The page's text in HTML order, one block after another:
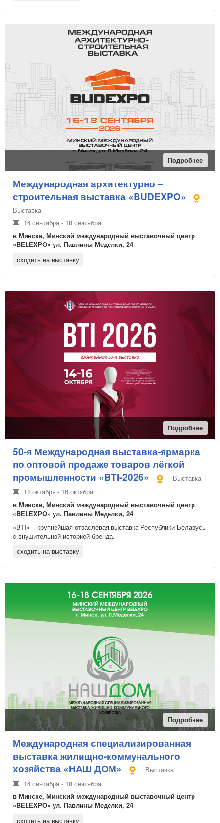
Подробнее
Международная архитектурно –
строительная выставка «BUDEXPO»
Выставка
16 сентября - 18 сентября
в Минске, Минский международный выставочный центр
«BELEXPO» ул. Павлины Меделки, 24
сходить на выставку
Подробнее
50-я Международная выставка-ярмарка
по оптовой продаже товаров лёгкой
промышленности «BTI-2026»
Выставка
14 октября - 16 октября
в Минске, Минский международный выставочный центр
«BELEXPO» ул. Павлины Меделки, 24
«BTI» – крупнейшая отраслевая выставка Республики Беларусь
c внушительной историей бренда.
сходить на выставку
Подробнее
Международная специализированная
выставка жилищно-коммунального
хозяйства «НАШ ДОМ»
Выставка
16 сентября - 18 сентября
в Минске, Минский международный выставочный центр
«BELEXPO» ул. Павлины Меделки, 24
сходить на выставку